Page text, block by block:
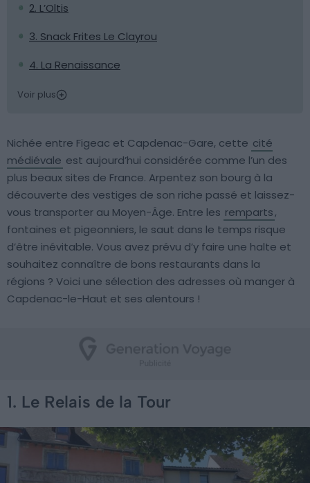
2. L’Oltis
3. Snack Frites Le Clayrou
4. La Renaissance
Voir plus
Nichée entre Figeac et Capdenac-Gare, cette cité
médiévale est aujourd’hui considérée comme l’un des
plus beaux sites de France. Arpentez son bourg à la
découverte des vestiges de son riche passé et laissez-
vous transporter au Moyen-Âge. Entre les remparts,
fontaines et pigeonniers, le saut dans le temps risque
d’être inévitable. Vous avez prévu d’y faire une halte et
souhaitez connaître de bons restaurants dans la
régions ? Voici une sélection des adresses où manger à
Capdenac-le-Haut et ses alentours !
1. Le Relais de la Tour